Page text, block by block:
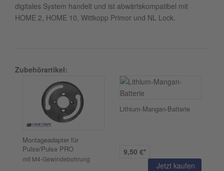
digitales System handelt und ist abwärtskompatibel mit
HOME 2, HOME 10, Wittkopp Primor und NL Lock.
Zubehörartikel:
Montageadapter für
Pulse/Pulse PRO
mit M4-Gewindebohrung
Lithium-Mangan-Batterie
9,50 €*
Jetzt kaufen